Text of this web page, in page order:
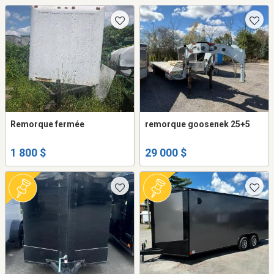
Remorque fermée
1 800 $
remorque goosenek 25+5
29 000 $